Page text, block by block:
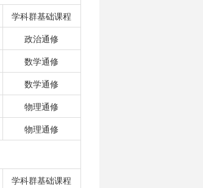
学科群基础课程
政治通修
数学通修
数学通修
物理通修
物理通修
学科群基础课程